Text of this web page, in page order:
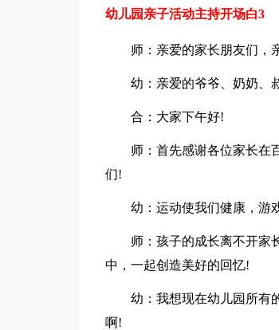
幼儿园亲子活动主持开场白3
师：亲爱的家长朋友们，
幼：亲爱的爷爷、奶奶、
合：大家下午好!
师：首先感谢各位家长在
们!
幼：运动使我们健康，游
师：孩子的成长离不开家
中，一起创造美好的回忆!
幼：我想现在幼儿园所有
啊!